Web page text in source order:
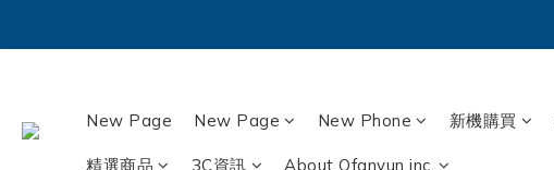
New Page New Page New Phone 新機購買
精選商品 3C資訊 About Qfanyun inc.